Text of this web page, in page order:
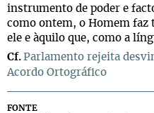
instrumento de poder e
como ontem, o Homem faz
ele e àquilo que, como a
Cf. Parlamento rejeita
Acordo Ortográfico
FONTE